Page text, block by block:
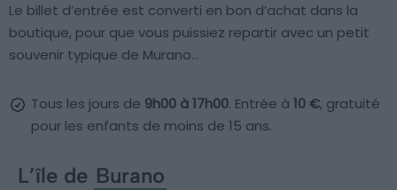
Le billet d’entrée est converti en bon d’achat dans la
boutique, pour que vous puissiez repartir avec un petit
souvenir typique de Murano…
Tous les jours de 9h00 à 17h00. Entrée à 10 €, gratuité
pour les enfants de moins de 15 ans.
L’île de Burano